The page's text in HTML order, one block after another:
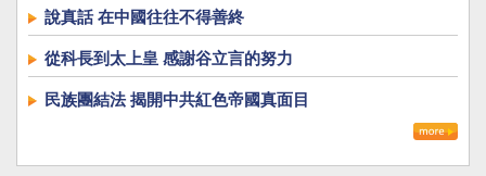
說真話 在中國往往不得善終
從科長到太上皇 感謝谷立言的努力
民族團結法 揭開中共紅色帝國真面目